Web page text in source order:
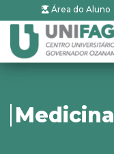
Área do Aluno
Medicina